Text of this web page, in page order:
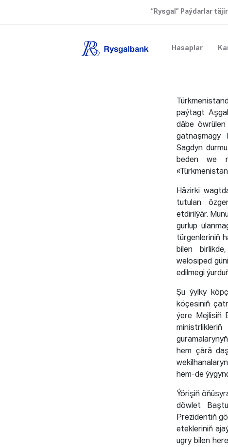
“Rysgal” Paýdarlar
Hasaplar
paýtagt
däbe
gatnaşmagy
Sagdyn
beden we
Häzirki
tutulan
etdirilýär.
gurlup
türgenleriniň
bilen
welosiped
edilmegi
Şu ýylky
köçesiniň
ýere Mejlisiň
hem çärä
hem-de
Ýörişiň
döwlet
Prezidentiň
etekleriniň
ugry bilen